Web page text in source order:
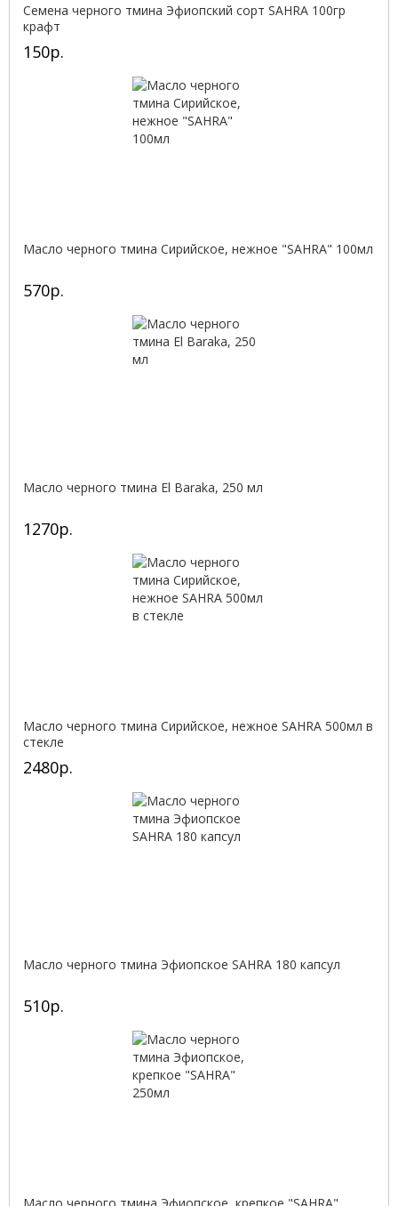
Семена черного тмина Эфиопский сорт SAHRA 100гр
крафт
150р.
Масло черного тмина Сирийское, нежное "SAHRA" 100мл
570р.
Масло черного тмина El Baraka, 250 мл
1270р.
Масло черного тмина Сирийское, нежное SAHRA 500мл в
стекле
2480р.
Масло черного тмина Эфиопское SAHRA 180 капсул
510р.